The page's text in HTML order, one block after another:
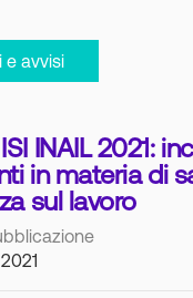
e avvisi
INAIL 2021:
in materia di
sul lavoro